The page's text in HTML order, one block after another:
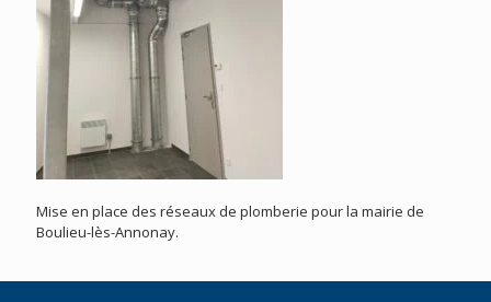
Mise en place des réseaux de plomberie pour la mairie de
Boulieu-lès-Annonay.